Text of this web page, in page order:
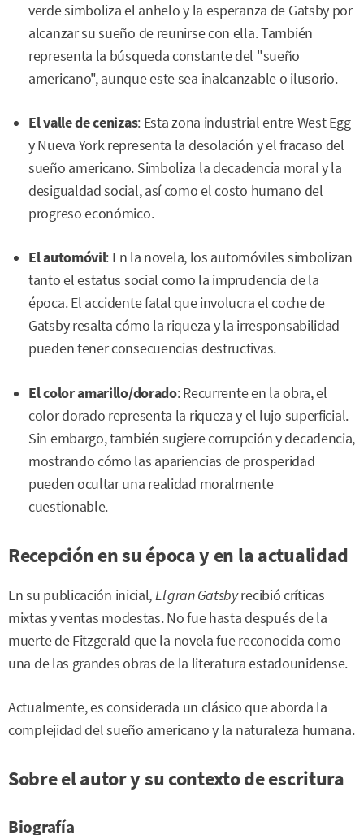
verde simboliza el anhelo y la esperanza de Gatsby por
alcanzar su sueño de reunirse con ella. También
representa la búsqueda constante del "sueño
americano", aunque este sea inalcanzable o ilusorio.
El valle de cenizas: Esta zona industrial entre West Egg
y Nueva York representa la desolación y el fracaso del
sueño americano. Simboliza la decadencia moral y la
desigualdad social, así como el costo humano del
progreso económico.
El automóvil: En la novela, los automóviles simbolizan
tanto el estatus social como la imprudencia de la
época. El accidente fatal que involucra el coche de
Gatsby resalta cómo la riqueza y la irresponsabilidad
pueden tener consecuencias destructivas.
El color amarillo/dorado: Recurrente en la obra, el
color dorado representa la riqueza y el lujo superficial.
Sin embargo, también sugiere corrupción y decadencia,
mostrando cómo las apariencias de prosperidad
pueden ocultar una realidad moralmente
cuestionable.
Recepción en su época y en la actualidad
En su publicación inicial,El gran Gatsbyrecibió críticas
mixtas y ventas modestas. No fue hasta después de la
muerte de Fitzgerald que la novela fue reconocida como
una de las grandes obras de la literatura estadounidense.
Actualmente, es considerada un clásico que aborda la
complejidad del sueño americano y la naturaleza humana.
Sobre el autor y su contexto de escritura
Biografía